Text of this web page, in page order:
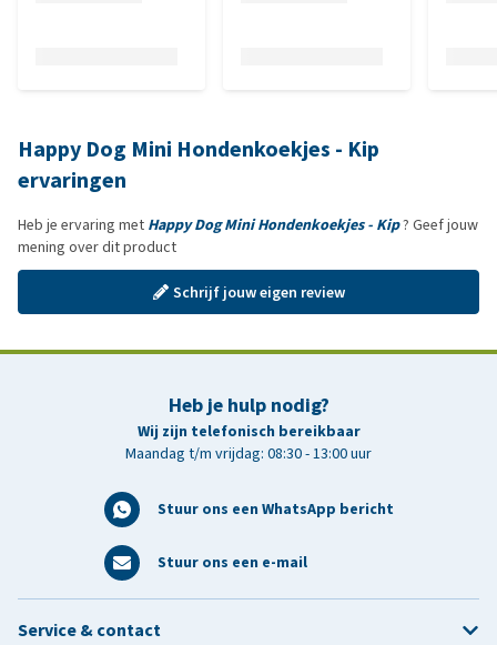
Happy Dog Mini Hondenkoekjes - Kip
ervaringen
Heb je ervaring met Happy Dog Mini Hondenkoekjes - Kip? Geef jouw
mening over dit product
Schrijf jouw eigen review
Heb je hulp nodig?
Wij zijn telefonisch bereikbaar
Maandag t/m vrijdag: 08:30 - 13:00 uur
Stuur ons een WhatsApp bericht
Stuur ons een e-mail
Service & contact